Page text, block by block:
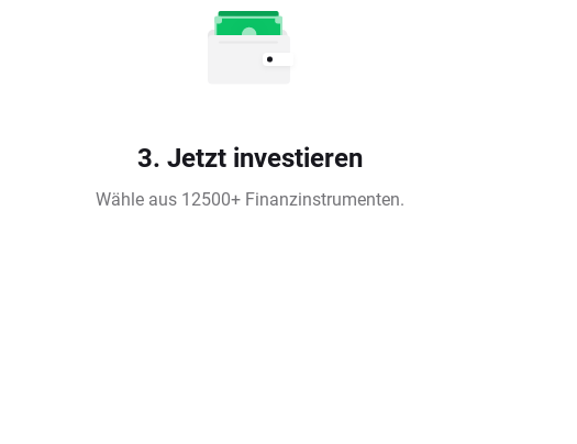
3. Jetzt investieren
Wähle aus 12500+ Finanzinstrumenten.